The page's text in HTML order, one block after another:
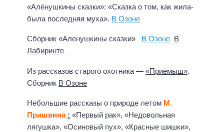
«Алёнушкины сказки»: «Сказка о том, как жила-
была последняя муха». В Озоне
Сборник «Аленушкины сказки» В Озоне В
Лабиринте
Из рассказов старого охотника — «Приёмыш».
Сборник В Озоне
Небольшие рассказы о природе летом М.
Пришвина : «Первый рак», «Недовольная
лягушка», «Осиновый пух», «Красные шишки»,